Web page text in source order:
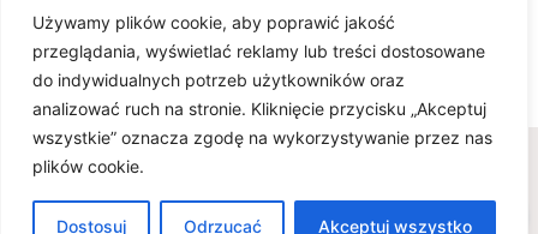
Używamy plików cookie, aby poprawić jakość
przeglądania, wyświetlać reklamy lub treści dostosowane
do indywidualnych potrzeb użytkowników oraz
analizować ruch na stronie. Kliknięcie przycisku „Akceptuj
wszystkie” oznacza zgodę na wykorzystywanie przez nas
plików cookie.
Dostosuj Odrzucać Akceptuj wszystko
Select Options
Select Options
Wszelkie prawa zastrzeżone © www.karteria.pl
FAQ - wiedza na temat zaproszeń ślubnych